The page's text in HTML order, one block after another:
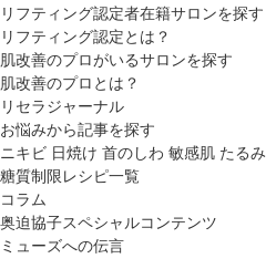
リフティング認定者在籍サロンを探す
リフティング認定とは？
肌改善のプロがいるサロンを探す
肌改善のプロとは？
リセラジャーナル
お悩みから記事を探す
ニキビ 日焼け 首のしわ 敏感肌 たるみ
糖質制限レシピ一覧
コラム
奥迫協子スペシャルコンテンツ
ミューズへの伝言